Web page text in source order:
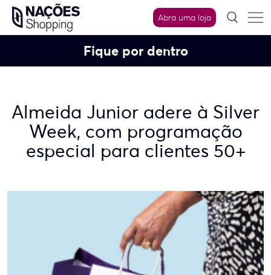
Skip
content
Abra uma loja
Fique por dentro
Almeida Junior adere à Silver
Week, com programação
especial para clientes 50+